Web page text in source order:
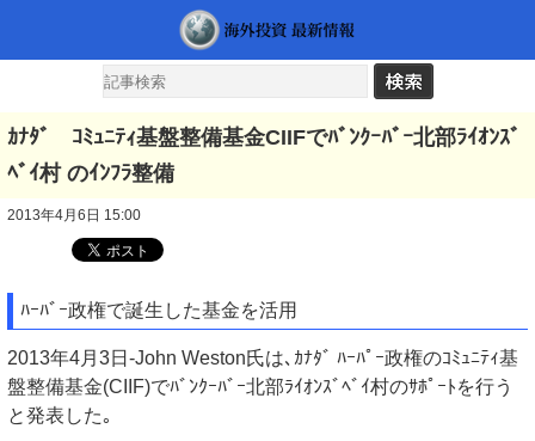
ｶﾅﾀﾞ ｺﾐｭﾆﾃｨ基盤整備基金CIIFでﾊﾞﾝｸｰﾊﾞｰ北部ﾗｲｵﾝｽﾞ
ﾍﾞｲ村 のｲﾝﾌﾗ整備
2013年4月6日 15:00
ﾊｰﾊﾞｰ政権で誕生した基金を活用
2013年4月3日-John Weston氏は､ｶﾅﾀﾞ ﾊｰﾊﾟｰ政権のｺﾐｭﾆﾃｨ基
盤整備基金(CIIF)でﾊﾞﾝｸｰﾊﾞｰ北部ﾗｲｵﾝｽﾞﾍﾞｲ村のｻﾎﾟｰﾄを行う
と発表した｡